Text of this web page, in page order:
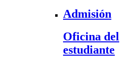
Admisión
Oficina del
estudiante